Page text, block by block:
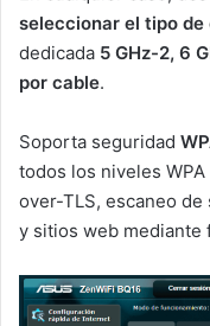
seleccionar el tipo de
dedicada 5 GHz-2, 6
por cable.
Soporta seguridad
todos los niveles
over-TLS, escaneo
y sitios web mediante